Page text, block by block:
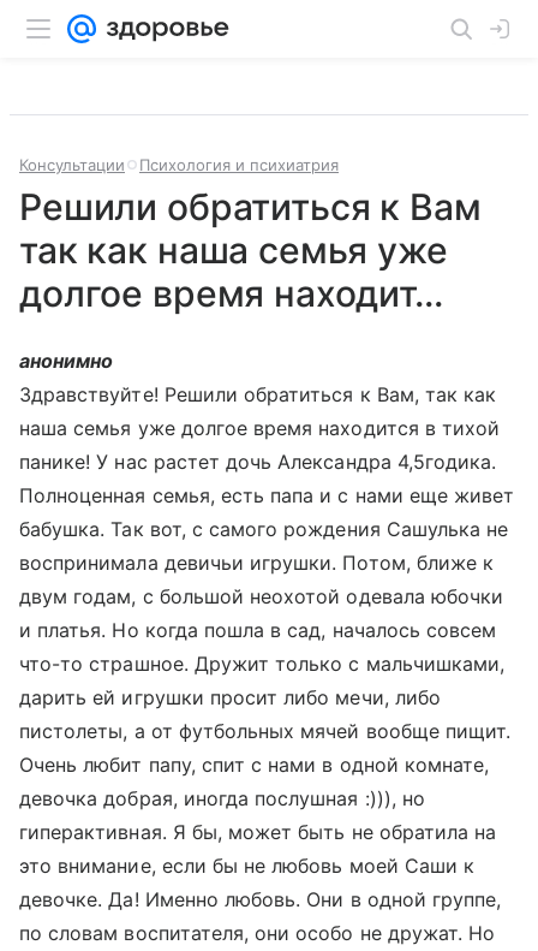
Консультации Психология и психиатрия
Решили обратиться к Вам
так как наша семья уже
долгое время находит...
анонимно
Здравствуйте! Решили обратиться к Вам, так как
наша семья уже долгое время находится в тихой
панике! У нас растет дочь Александра 4,5годика.
Полноценная семья, есть папа и с нами еще живет
бабушка. Так вот, с самого рождения Сашулька не
воспринимала девичьи игрушки. Потом, ближе к
двум годам, с большой неохотой одевала юбочки
и платья. Но когда пошла в сад, началось совсем
что-то страшное. Дружит только с мальчишками,
дарить ей игрушки просит либо мечи, либо
пистолеты, а от футбольных мячей вообще пищит.
Очень любит папу, спит с нами в одной комнате,
девочка добрая, иногда послушная :))), но
гиперактивная. Я бы, может быть не обратила на
это внимание, если бы не любовь моей Саши к
девочке. Да! Именно любовь. Они в одной группе,
по словам воспитателя, они особо не дружат. Но